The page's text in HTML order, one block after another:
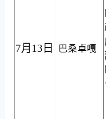
7月13日 巴桑卓嘎